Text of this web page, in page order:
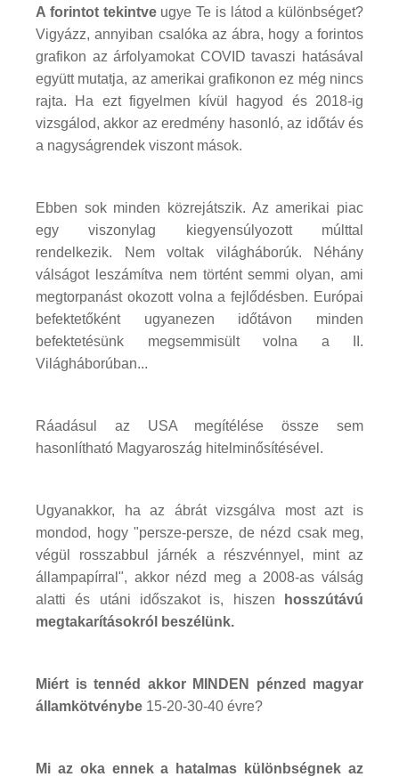
A forintot tekintveugye Te is látod a különbséget?
Vigyázz, annyiban csalóka az ábra, hogy a forintos
grafikon az árfolyamokat COVID tavaszi hatásával
együtt mutatja, az amerikai grafikonon ez még nincs
rajta. Ha ezt figyelmen kívül hagyod és 2018-ig
vizsgálod, akkor az eredmény hasonló, az időtáv és
a nagyságrendek viszont mások.
Ebben sok minden közrejátszik. Az amerikai piac
egy viszonylag kiegyensúlyozott múlttal
rendelkezik. Nem voltak világháborúk. Néhány
válságot leszámítva nem történt semmi olyan, ami
megtorpanást okozott volna a fejlődésben. Európai
befektetőként ugyanezen időtávon minden
befektetésünk megsemmisült volna a II.
Világháborúban...
Ráadásul az USA megítélése össze sem
hasonlítható Magyaroszág hitelminősítésével.
Ugyanakkor, ha az ábrát vizsgálva most azt is
mondod, hogy "persze-persze, de nézd csak meg,
végül rosszabbul járnék a részvénnyel, mint az
állampapírral", akkor nézd meg a 2008-as válság
alatti és utáni időszakot is, hiszen
hosszútávú
megtakarításokról beszélünk.
Miért is tennéd akkor MINDEN pénzed magyar
államkötvénybe 15-20-30-40 évre?
Mi az oka ennek a hatalmas különbségnek az